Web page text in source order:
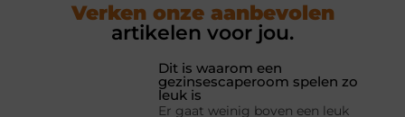
Verken onze aanbevolen
artikelen voor jou.
Dit is waarom een
gezinsescaperoom spelen zo
leuk is
Er gaat weinig boven een leuk